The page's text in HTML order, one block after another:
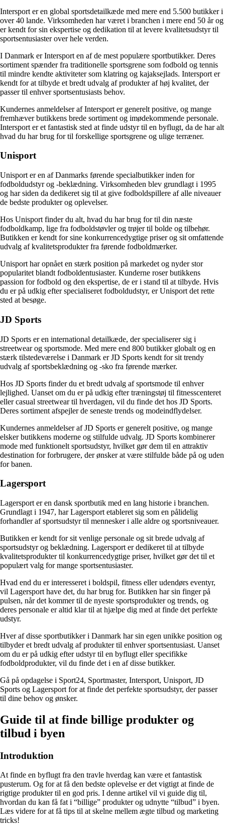
Intersport er en global sportsdetailkæde med mere end 5.500 butikker i
over 40 lande. Virksomheden har været i branchen i mere end 50 år og
er kendt for sin ekspertise og dedikation til at levere kvalitetsudstyr til
sportsentusiaster over hele verden.
I Danmark er Intersport en af de mest populære sportbutikker. Deres
sortiment spænder fra traditionelle sportsgrene som fodbold og tennis
til mindre kendte aktiviteter som klatring og kajaksejlads. Intersport er
kendt for at tilbyde et bredt udvalg af produkter af høj kvalitet, der
passer til enhver sportsentusiasts behov.
Kundernes anmeldelser af Intersport er generelt positive, og mange
fremhæver butikkens brede sortiment og imødekommende personale.
Intersport er et fantastisk sted at finde udstyr til en byflugt, da de har alt
hvad du har brug for til forskellige sportsgrene og ulige terræner.
Unisport
Unisport er en af Danmarks førende specialbutikker inden for
fodboldudstyr og -beklædning. Virksomheden blev grundlagt i 1995
og har siden da dedikeret sig til at give fodboldspillere af alle niveauer
de bedste produkter og oplevelser.
Hos Unisport finder du alt, hvad du har brug for til din næste
fodboldkamp, lige fra fodboldstøvler og trøjer til bolde og tilbehør.
Butikken er kendt for sine konkurrencedygtige priser og sit omfattende
udvalg af kvalitetsprodukter fra førende fodboldmærker.
Unisport har opnået en stærk position på markedet og nyder stor
popularitet blandt fodboldentusiaster. Kunderne roser butikkens
passion for fodbold og den ekspertise, de er i stand til at tilbyde. Hvis
du er på udkig efter specialiseret fodboldudstyr, er Unisport det rette
sted at besøge.
JD Sports
JD Sports er en international detailkæde, der specialiserer sig i
streetwear og sportsmode. Med mere end 800 butikker globalt og en
stærk tilstedeværelse i Danmark er JD Sports kendt for sit trendy
udvalg af sportsbeklædning og -sko fra førende mærker.
Hos JD Sports finder du et bredt udvalg af sportsmode til enhver
lejlighed. Uanset om du er på udkig efter træningstøj til fitnesscenteret
eller casual streetwear til hverdagen, vil du finde det hos JD Sports.
Deres sortiment afspejler de seneste trends og modeindflydelser.
Kundernes anmeldelser af JD Sports er generelt positive, og mange
elsker butikkens moderne og stilfulde udvalg. JD Sports kombinerer
mode med funktionelt sportsudstyr, hvilket gør dem til en attraktiv
destination for forbrugere, der ønsker at være stilfulde både på og uden
for banen.
Lagersport
Lagersport er en dansk sportbutik med en lang historie i branchen.
Grundlagt i 1947, har Lagersport etableret sig som en pålidelig
forhandler af sportsudstyr til mennesker i alle aldre og sportsniveauer.
Butikken er kendt for sit venlige personale og sit brede udvalg af
sportsudstyr og beklædning. Lagersport er dedikeret til at tilbyde
kvalitetsprodukter til konkurrencedygtige priser, hvilket gør det til et
populært valg for mange sportsentusiaster.
Hvad end du er interesseret i boldspil, fitness eller udendørs eventyr,
vil Lagersport have det, du har brug for. Butikken har sin finger på
pulsen, når det kommer til de nyeste sportsprodukter og trends, og
deres personale er altid klar til at hjælpe dig med at finde det perfekte
udstyr.
Hver af disse sportbutikker i Danmark har sin egen unikke position og
tilbyder et bredt udvalg af produkter til enhver sportsentusiast. Uanset
om du er på udkig efter udstyr til en byflugt eller specifikke
fodboldprodukter, vil du finde det i en af disse butikker.
Gå på opdagelse i Sport24, Sportmaster, Intersport, Unisport, JD
Sports og Lagersport for at finde det perfekte sportsudstyr, der passer
til dine behov og ønsker.
Guide til at finde billige produkter og
tilbud i byen
Introduktion
At finde en byflugt fra den travle hverdag kan være et fantastisk
pusterum. Og for at få den bedste oplevelse er det vigtigt at finde de
rigtige produkter til en god pris. I denne artikel vil vi guide dig til,
hvordan du kan få fat i “billige” produkter og udnytte “tilbud” i byen.
Læs videre for at få tips til at skelne mellem ægte tilbud og marketing
tricks!